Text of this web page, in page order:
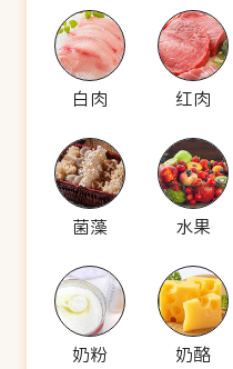
白肉 红肉
菌藻 水果
奶粉 奶酪